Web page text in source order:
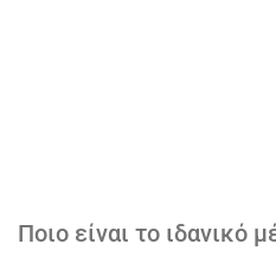
Ποιο είναι το ιδανικό